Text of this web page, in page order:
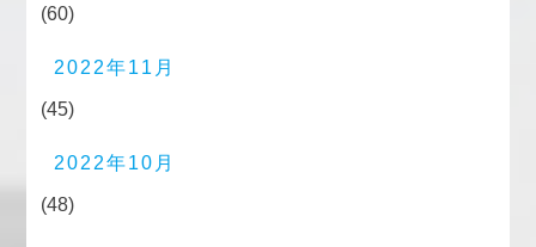
(60)
2022年11月
(45)
2022年10月
(48)